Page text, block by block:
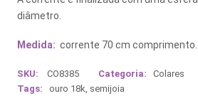
diâmetro.
Medida: corrente 70 cm comprimento.
SKU: CO8385 Categoria:
Colares
Tags:
ouro 18k, semijoia